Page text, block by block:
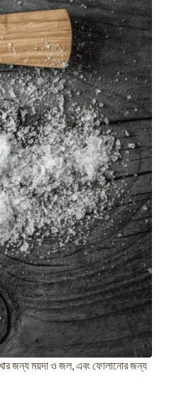
জন্য ময়দা ও জল, এবং ফোলানোর জন্য